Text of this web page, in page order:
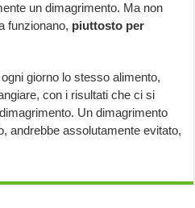
un dimagrimento. Ma non
funzionano, piuttosto per
giorno lo stesso alimento,
con i risultati che ci si
Un dimagrimento
andrebbe assolutamente evitato,